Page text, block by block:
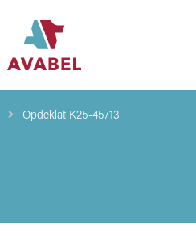
Opdeklat K25-45/13